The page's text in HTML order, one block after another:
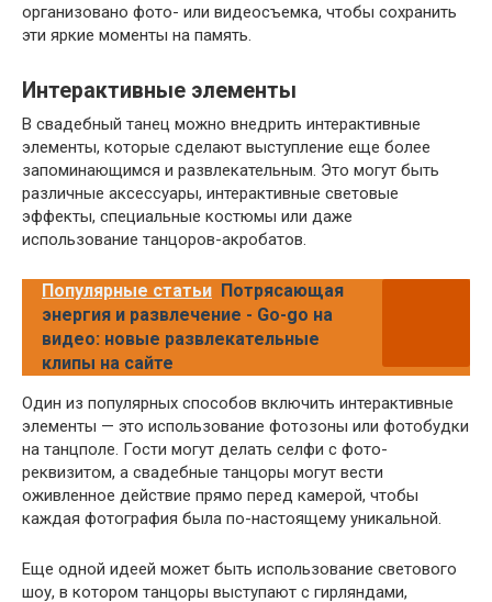
организовано фото- или видеосъемка, чтобы сохранить
эти яркие моменты на память.
Интерактивные элементы
В свадебный танец можно внедрить интерактивные
элементы, которые сделают выступление еще более
запоминающимся и развлекательным. Это могут быть
различные аксессуары, интерактивные световые
эффекты, специальные костюмы или даже
использование танцоров-акробатов.
Популярные статьи Потрясающая
энергия и развлечение - Go-go на
видео: новые развлекательные
клипы на сайте
Один из популярных способов включить интерактивные
элементы — это использование фотозоны или фотобудки
на танцполе. Гости могут делать селфи с фото-
реквизитом, а свадебные танцоры могут вести
оживленное действие прямо перед камерой, чтобы
каждая фотография была по-настоящему уникальной.
Еще одной идеей может быть использование светового
шоу, в котором танцоры выступают с гирляндами,